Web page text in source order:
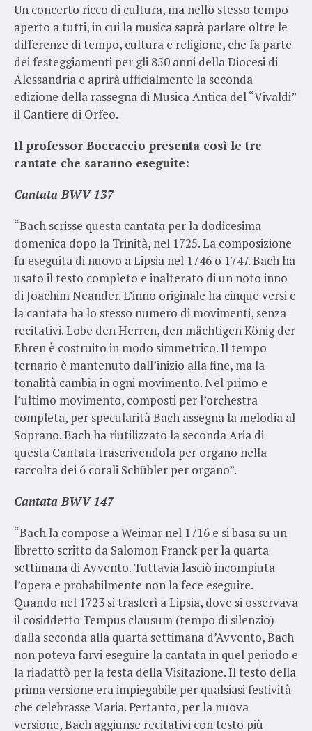
Un concerto ricco di cultura, ma nello stesso tempo
aperto a tutti, in cui la musica saprà parlare oltre le
differenze di tempo, cultura e religione, che fa parte
dei festeggiamenti per gli 850 anni della Diocesi di
Alessandria e aprirà ufficialmente la seconda
edizione della rassegna di Musica Antica del “Vivaldi”
il Cantiere di Orfeo.
Il professor Boccaccio presenta così le tre
cantate che saranno eseguite:
Cantata BWV 137
“Bach scrisse questa cantata per la dodicesima
domenica dopo la Trinità, nel 1725. La composizione
fu eseguita di nuovo a Lipsia nel 1746 o 1747. Bach ha
usato il testo completo e inalterato di un noto inno
di Joachim Neander. L’inno originale ha cinque versi e
la cantata ha lo stesso numero di movimenti, senza
recitativi. Lobe den Herren, den mächtigen König der
Ehren è costruito in modo simmetrico. Il tempo
ternario è mantenuto dall’inizio alla fine, ma la
tonalità cambia in ogni movimento. Nel primo e
l’ultimo movimento, composti per l’orchestra
completa, per specularità Bach assegna la melodia al
Soprano. Bach ha riutilizzato la seconda Aria di
questa Cantata trascrivendola per organo nella
raccolta dei 6 corali Schübler per organo”.
Cantata BWV 147
“Bach la compose a Weimar nel 1716 e si basa su un
libretto scritto da Salomon Franck per la quarta
settimana di Avvento. Tuttavia lasciò incompiuta
l’opera e probabilmente non la fece eseguire.
Quando nel 1723 si trasferì a Lipsia, dove si osservava
il cosiddetto Tempus clausum (tempo di silenzio)
dalla seconda alla quarta settimana d’Avvento, Bach
non poteva farvi eseguire la cantata in quel periodo e
la riadattò per la festa della Visitazione. Il testo della
prima versione era impiegabile per qualsiasi festività
che celebrasse Maria. Pertanto, per la nuova
versione, Bach aggiunse recitativi con testo più